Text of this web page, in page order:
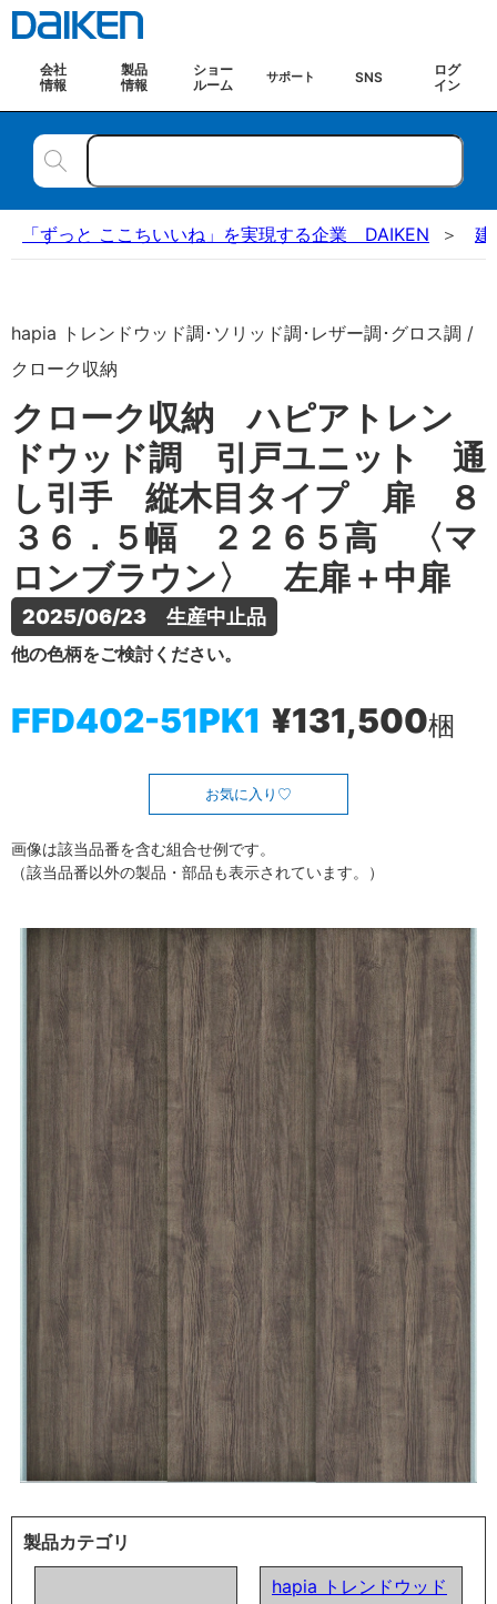
会社
情報
製品
情報
ショー
ルーム
サポート SNS
ログ
イン
「ずっと ここちいいね」を実現する企業 DAIKEN 建
hapia トレンドウッド調･ソリッド調･レザー調･グロス調 /
クローク収納
クローク収納 ハピアトレン
ドウッド調 引戸ユニット 通
し引手 縦木目タイプ 扉 ８
３６．５幅 ２２６５高 〈マ
ロンブラウン〉 左扉＋中扉
2025/06/23　生産中止品
他の色柄をご検討ください。
FFD402-51PK1 ¥131,500梱
お気に入り
画像は該当品番を含む組合せ例です。
（該当品番以外の製品・部品も表示されています。）
製品カテゴリ
hapia トレンドウッド